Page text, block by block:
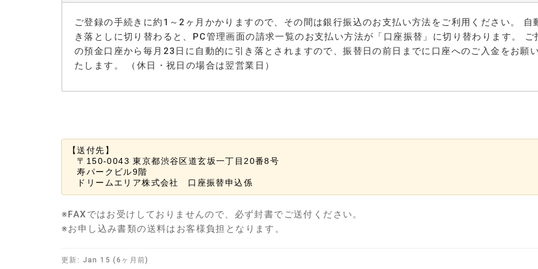
ご登録の手続きに約1～2ヶ月かかりますので、その間は銀行振込のお支払い方法をご利用ください。 自
き落としに切り替わると、PC管理画面の請求一覧のお支払い方法が「口座振替」に切り替わります。 ご
の預金口座から毎月23日に自動的に引き落とされますので、振替日の前日までに口座へのご入金をお願
たします。 （休日・祝日の場合は翌営業日）
【送付先】
〒150-0043 東京都渋谷区道玄坂一丁目20番8号
寿パークビル9階
ドリームエリア株式会社　口座振替申込係
※FAXではお受けしておりませんので、必ず封書でご送付ください。
※お申し込み書類の送料はお客様負担となります。
更新: Jan 15 (6ヶ月前)